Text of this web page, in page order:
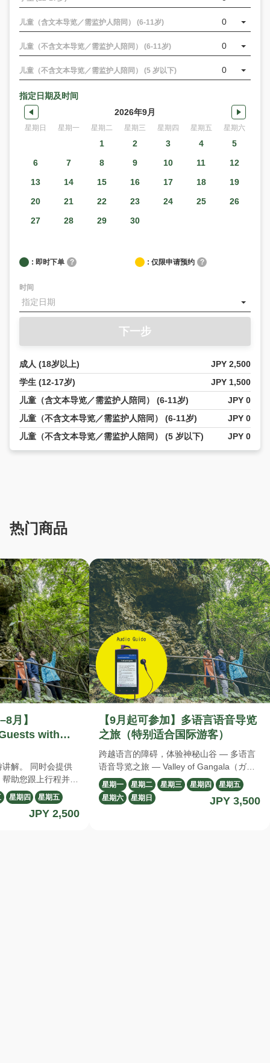
儿童（含文本导览／需监护人陪同） (6-11岁) 0
儿童（不含文本导览／需监护人陪同） (6-11岁) 0
儿童（不含文本导览／需监护人陪同） (5 岁以下) 0
指定日期及时间
2026年9月
星期日 星期一 星期二 星期三 星期四 星期五 星期六
1 2 3 4
5
6
7 8 9 10 11
12
13
14 15 16 17 18
19
20
21 22 23 24 25
26
27
28 29 30
: 即时下单 ? : 仅限申请预约 ?
时间
下一步
成人 (18岁以上)
JPY 2,500
学生 (12-17岁)
JPY 1,500
儿童（含文本导览／需监护人陪同） (6-11岁)
JPY 0
儿童（不含文本导览／需监护人陪同） (6-11岁)
JPY 0
儿童（不含文本导览／需监护人陪同） (5 岁以下)
JPY 0
热门商品
月】
with
解。 同时会提供
助您跟上行程并加
日语口语和书面
持，请考虑预订
星期四 星期五
JPY 2,500
【9月起可参加】多语言语音导览
之旅（特别适合国际游客）
跨越语言的障碍，体验神秘山谷 — 多语言
语音导览之旅 — Valley of Gangala（ガン
ガラーの谷）的导览行程以日语进行，但为
了让来自海外的游客也能安心参与并尽情享
受，我们提供多语言语音导览（英语・中
星期一 星期二 星期三 星期四
星期五
星期六
星期日 JPY 3,500